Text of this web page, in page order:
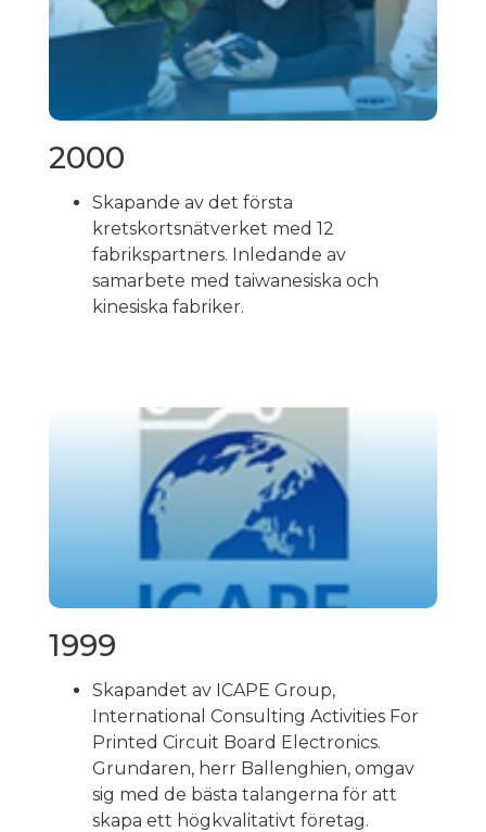
2000
Skapande av det första
kretskortsnätverket med 12
fabrikspartners. Inledande av
samarbete med taiwanesiska och
kinesiska fabriker.
1999
Skapandet av ICAPE Group,
International Consulting Activities For
Printed Circuit Board Electronics.
Grundaren, herr Ballenghien, omgav
sig med de bästa talangerna för att
skapa ett högkvalitativt företag.